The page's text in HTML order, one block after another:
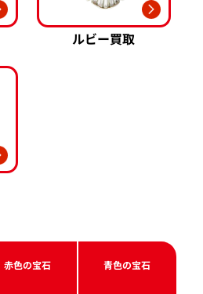
ルビー買取
赤色の宝石 青色の宝石